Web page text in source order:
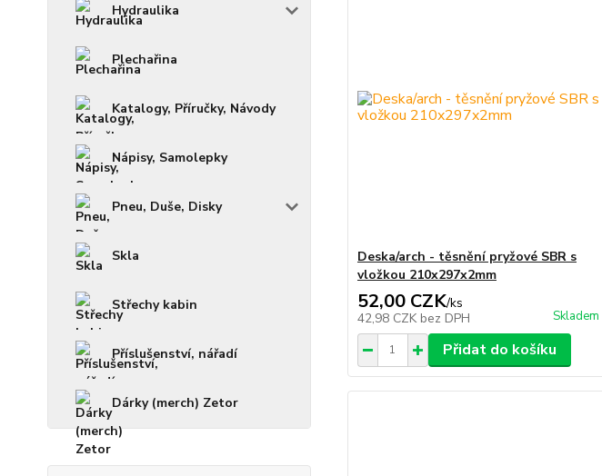
Hydraulika
Plechařina
Katalogy, Příručky, Návody
Nápisy, Samolepky
Pneu, Duše, Disky
Skla
Střechy kabin
Příslušenství, nářadí
Dárky (merch) Zetor
Deska/arch - těsnění pryžové SBR s
vložkou 210x297x2mm
52,00 CZK/ks
42,98 CZK bez DPH Skladem
Přidat do košíku